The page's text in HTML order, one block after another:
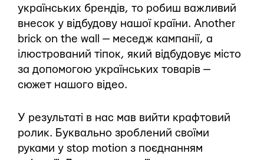
українських брендів, то робиш важливий
внесок у відбудову нашої країни. Another
brick on the wall — меседж кампанії, а
ілюстрований тіпок, який відбудовує місто
за допомогою українських товарів —
сюжет нашого відео.
У результаті в нас мав вийти крафтовий
ролик. Буквально зроблений своїми
руками у stop motion з поєднанням